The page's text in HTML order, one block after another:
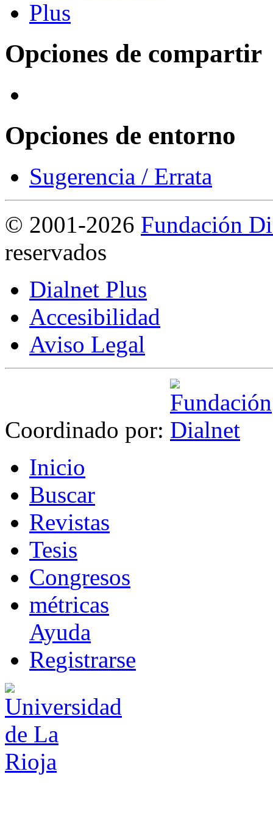
Opciones de compartir
Opciones de entorno
Sugerencia / Errata
© 2001-2026 Fundación
reservados
Dialnet Plus
Accesibilidad
Aviso Legal
Coordinado por:
Inicio
Buscar
Revistas
Tesis
Congresos
métricas
Ayuda
Registrarse